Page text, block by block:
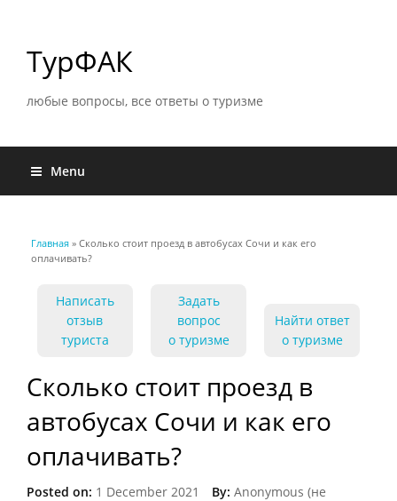
ТурФАК
любые вопросы, все ответы о туризме
Menu
Вы здесь
Главная » Сколько стоит проезд в автобусах Сочи и как его
оплачивать?
Написать
отзыв
туриста
Задать
вопрос
о туризме
Найти ответ
о туризме
Сколько стоит проезд в
автобусах Сочи и как его
оплачивать?
Posted on: 1 December 2021 By: Anonymous (не